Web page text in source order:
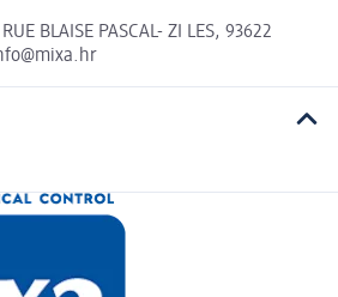
BLAISE PASCAL- ZI LES, 93622